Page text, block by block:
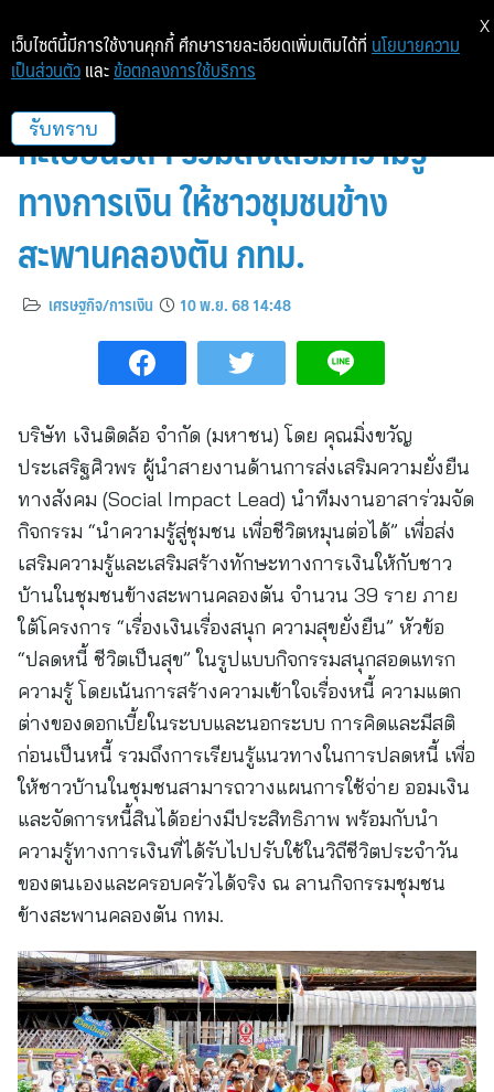
“เงินติดล้อ” สมาชิกสมาคมสินเชื่อ
ทะเบียนรถฯ ร่วมส่งเสริมความรู้
ทางการเงิน ให้ชาวชุมชนข้าง
สะพานคลองตัน กทม.
เศรษฐกิจ/การเงิน 10 พ.ย. 68 14:48
บริษัท เงินติดล้อ จำกัด (มหาชน) โดย คุณมิ่งขวัญ
ประเสริฐศิวพร ผู้นำสายงานด้านการส่งเสริมความยั่งยืน
ทางสังคม (Social Impact Lead) นำทีมงานอาสาร่วมจัด
กิจกรรม “นำความรู้สู่ชุมชน เพื่อชีวิตหมุนต่อได้” เพื่อส่ง
เสริมความรู้และเสริมสร้างทักษะทางการเงินให้กับชาว
บ้านในชุมชนข้างสะพานคลองตัน จำนวน 39 ราย ภาย
ใต้โครงการ “เรื่องเงินเรื่องสนุก ความสุขยั่งยืน” หัวข้อ
“ปลดหนี้ ชีวิตเป็นสุข” ในรูปแบบกิจกรรมสนุกสอดแทรก
ความรู้ โดยเน้นการสร้างความเข้าใจเรื่องหนี้ ความแตก
ต่างของดอกเบี้ยในระบบและนอกระบบ การคิดและมีสติ
ก่อนเป็นหนี้ รวมถึงการเรียนรู้แนวทางในการปลดหนี้ เพื่อ
ให้ชาวบ้านในชุมชนสามารถวางแผนการใช้จ่าย ออมเงิน
และจัดการหนี้สินได้อย่างมีประสิทธิภาพ พร้อมกับนำ
ความรู้ทางการเงินที่ได้รับไปปรับใช้ในวิถีชีวิตประจำวัน
ของตนเองและครอบครัวได้จริง ณ ลานกิจกรรมชุมชน
ข้างสะพานคลองตัน กทม.
เว็บไซต์นี้มีการใช้งานคุกกี้ ศึกษารายละเอียดเพิ่มเติมได้ที่ นโยบายความ
เป็นส่วนตัว และ ข้อตกลงการใช้บริการ
รับทราบ
X